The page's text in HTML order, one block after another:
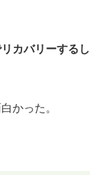
カバリーするし
かった。